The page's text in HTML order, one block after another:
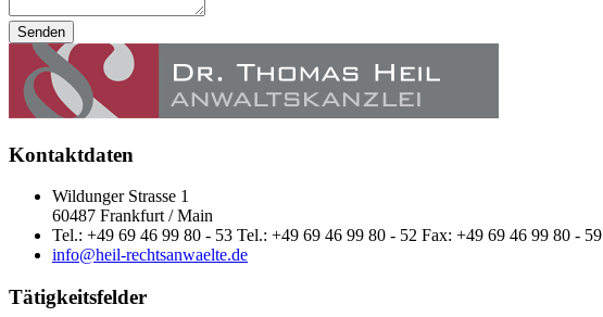
Senden
Kontaktdaten
Wildunger Strasse 1
60487 Frankfurt / Main
Tel.: +49 69 46 99 80 - 53 Tel.: +49 69 46 99 80 - 52 Fax: +49 69 46 99 80 - 59
info@heil-rechtsanwaelte.de
Tätigkeitsfelder